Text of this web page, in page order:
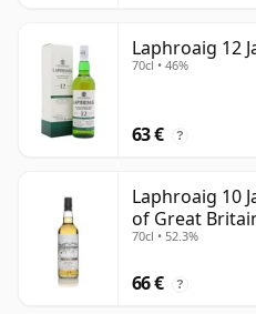
Laphroaig 12
70cl • 46%
63 € ?
Laphroaig 10
of Great
70cl • 52.3%
66 € ?